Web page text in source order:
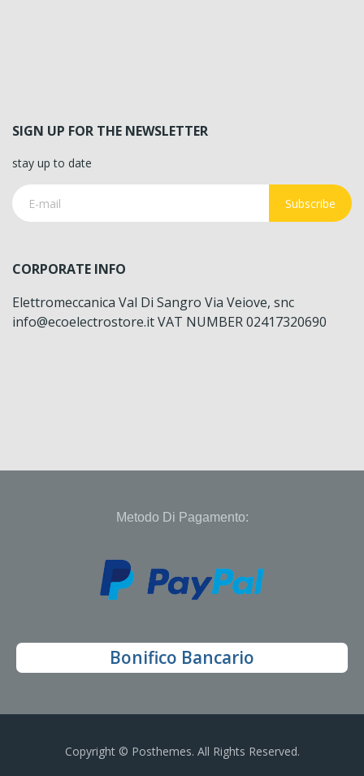
SIGN UP FOR THE NEWSLETTER
stay up to date
Subscribe
CORPORATE INFO
Elettromeccanica Val Di Sangro Via Veiove, snc
info@ecoelectrostore.it VAT NUMBER 02417320690
Metodo Di Pagamento:
Bonifico Bancario
Copyright © Posthemes. All Rights Reserved.